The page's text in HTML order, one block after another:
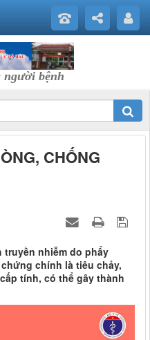
người bệnh
CHỐNG
truyền nhiễm do phẩy
chính là tiêu chảy,
tính, có thể gây thành